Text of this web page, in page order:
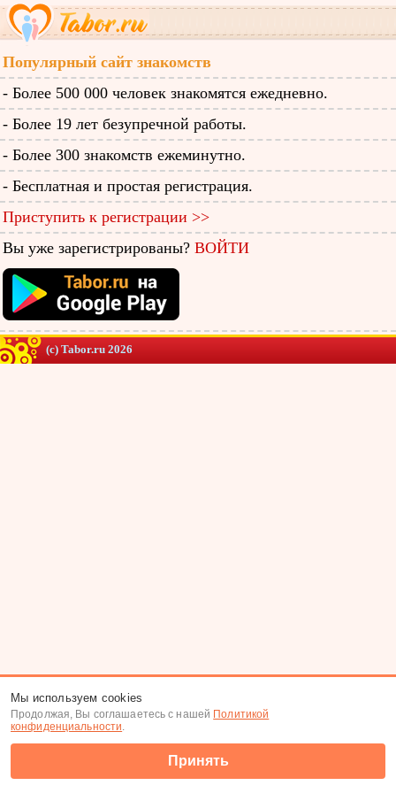
Популярный сайт знакомств
- Более 500 000 человек знакомятся ежедневно.
- Более 19 лет безупречной работы.
- Более 300 знакомств ежеминутно.
- Бесплатная и простая регистрация.
Приступить к регистрации >>
Вы уже зарегистрированы? ВОЙТИ
(c) Tabor.ru 2026
Мы используем cookies
Продолжая, Вы соглашаетесь с нашей Политикой
конфиденциальности.
Принять